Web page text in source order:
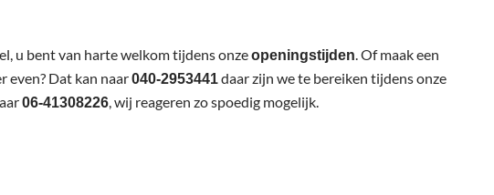
u bent van harte welkom tijdens onzeopeningstijden. Of maak een
even? Dat kan naar040-2953441daar zijn we te bereiken tijdens onze
06-41308226, wij reageren zo spoedig mogelijk.